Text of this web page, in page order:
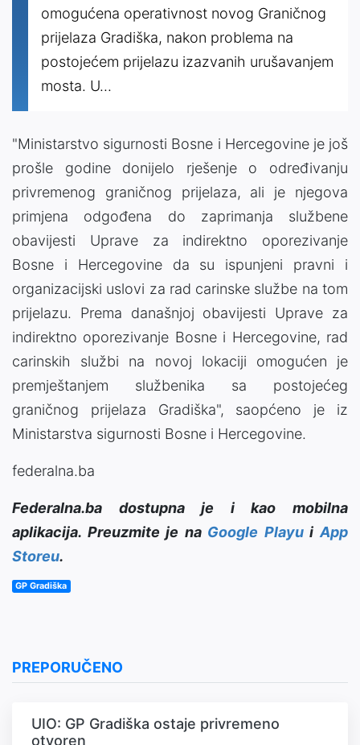
omogućena operativnost novog Graničnog
prijelaza Gradiška, nakon problema na
postojećem prijelazu izazvanih urušavanjem
mosta. U...
"Ministarstvo sigurnosti Bosne i Hercegovine je još
prošle godine donijelo rješenje o određivanju
privremenog graničnog prijelaza, ali je njegova
primjena odgođena do zaprimanja službene
obavijesti Uprave za indirektno oporezivanje
Bosne i Hercegovine da su ispunjeni pravni i
organizacijski uslovi za rad carinske službe na tom
prijelazu. Prema današnjoj obavijesti Uprave za
indirektno oporezivanje Bosne i Hercegovine, rad
carinskih službi na novoj lokaciji omogućen je
premještanjem službenika sa postojećeg
graničnog prijelaza Gradiška", saopćeno je iz
Ministarstva sigurnosti Bosne i Hercegovine.
federalna.ba
Federalna.ba dostupna je i kao mobilna
aplikacija. Preuzmite je na Google PlayuiApp
Storeu.
GP Gradiška
PREPORUČENO
UIO: GP Gradiška ostaje privremeno
otvoren